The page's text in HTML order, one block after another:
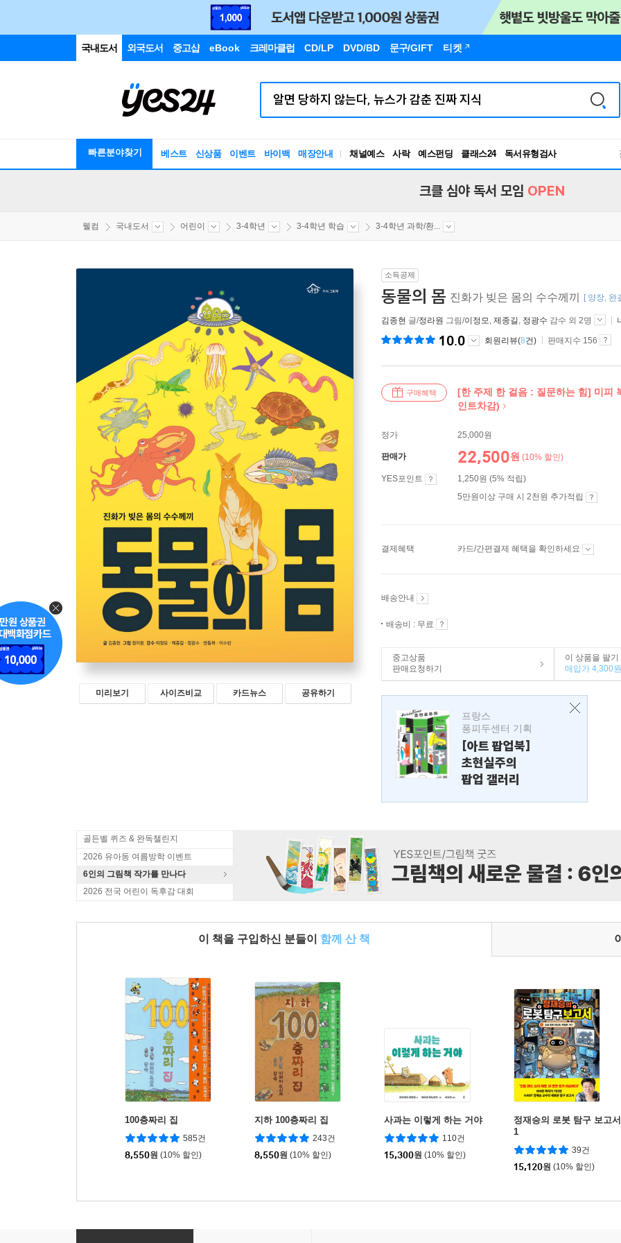
국내도서 외국도서 중고샵 eBook 크레마클럽 CD/LP DVD/BD 문구/GIFT 티켓
빠른분야찾기 베스트 신상품 이벤트 바이백 매장안내 채널예스 사락 예스펀딩 클래스24
독서유형검사
RBTI Lab
크클 심야 독서 모임 OPEN
웰컴 국내도서 어린이 3-4학년 3-4학년 학습 3-4학년 과학/환...
미리보기 사이즈비교 카드뉴스 공유하기
소득공제
동물의 몸 진화가 빚은 몸의 수수께끼 [ 양장, 완
김종현 글/정라원 그림/이정모, 제종길 , 정광수 감수 외 2명
10.0 회원리뷰(8건) 판매지수 156
구매혜택
[한 주제 한 걸음 : 질문하는 힘] 미피
인트차감)
정가 25,000원
판매가 22,500원 (10% 할인)
YES포인트
1,250원 (5% 적립)
5만원이상 구매 시 2천원 추가적립
결제혜택 카드/간편결제 혜택을 확인하세요
배송안내
배송비 : 무료
중고상품
판매요청하기
이 상품을 팔기
매입가 4,300원
프랑스
퐁피두센터 기획
[아트 팝업북]
초현실주의
팝업 갤러리
골든벨 퀴즈 & 완독챌린지
2026 유아동 여름방학 이벤트
6인의 그림책 작가를 만나다
2026 전국 어린이 독후감 대회
이 책을 구입하신 분들이 함께 산 책
100층짜리 집
585건
8,550원 (10% 할인)
지하 100층짜리 집
243건
8,550원 (10% 할인)
사과는 이렇게 하는 거야
110건
15,300원 (10% 할인)
정재승의 로봇 탐구 보고서
1
39건
15,120원 (10% 할인)